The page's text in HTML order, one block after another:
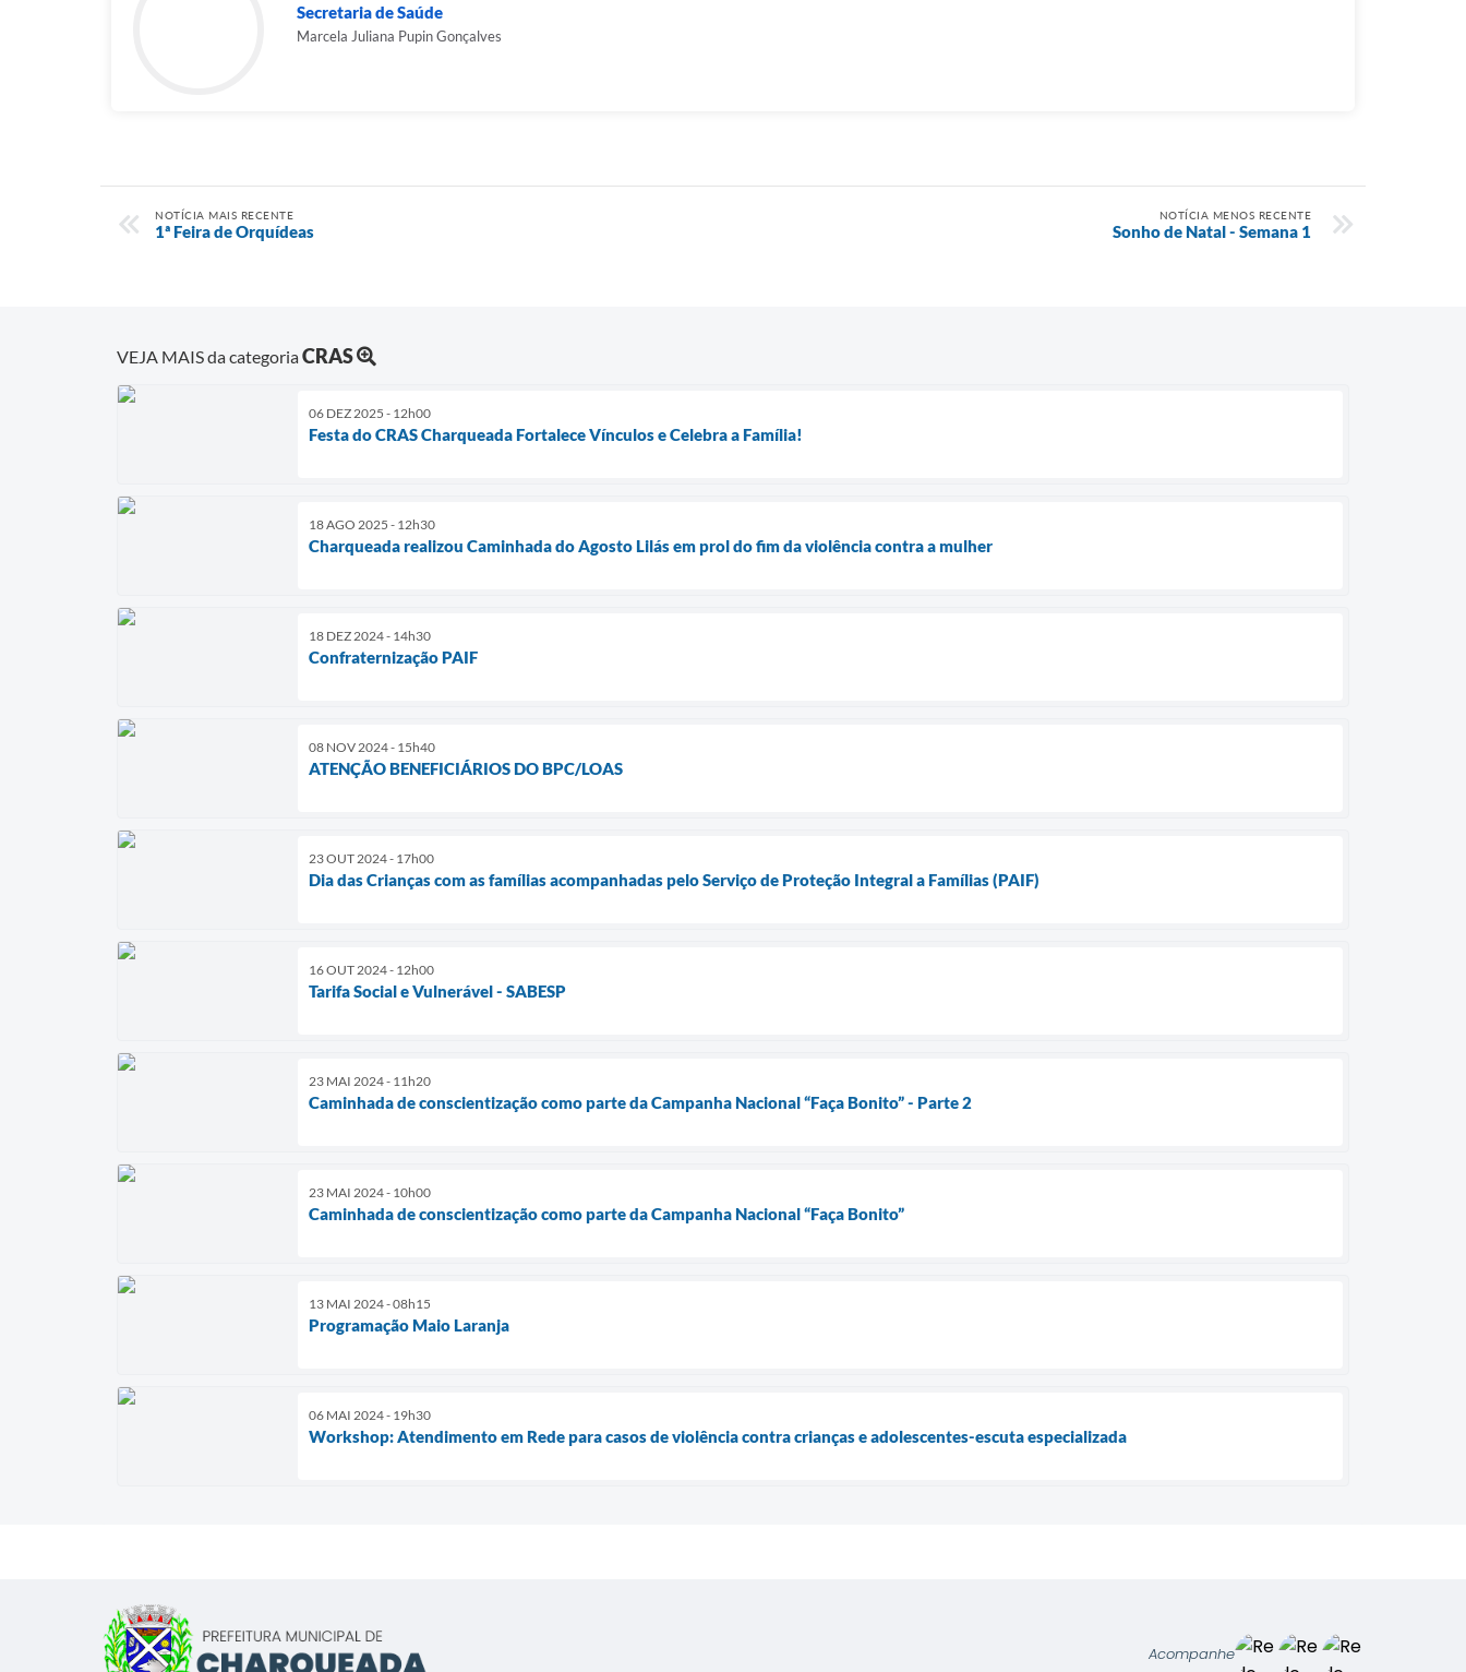
Secretaria de Saúde
Marcela Juliana Pupin Gonçalves
NOTÍCIA MAIS RECENTE
1ª Feira de Orquídeas
NOTÍCIA MENOS RECENTE
Sonho de Natal - Semana 1
VEJA MAIS da categoriaCRAS
06 DEZ 2025 - 12h00
Festa do CRAS Charqueada Fortalece Vínculos e Celebra a Família!
18 AGO 2025 - 12h30
Charqueada realizou Caminhada do Agosto Lilás em prol do fim da violência contra a mulher
18 DEZ 2024 - 14h30
Confraternização PAIF
08 NOV 2024 - 15h40
ATENÇÃO BENEFICIÁRIOS DO BPC/LOAS
23 OUT 2024 - 17h00
Dia das Crianças com as famílias acompanhadas pelo Serviço de Proteção Integral a Famílias (PAIF)
16 OUT 2024 - 12h00
Tarifa Social e Vulnerável - SABESP
23 MAI 2024 - 11h20
Caminhada de conscientização como parte da Campanha Nacional “Faça Bonito” - Parte 2
23 MAI 2024 - 10h00
Caminhada de conscientização como parte da Campanha Nacional “Faça Bonito”
13 MAI 2024 - 08h15
Programação Maio Laranja
06 MAI 2024 - 19h30
Workshop: Atendimento em Rede para casos de violência contra crianças e adolescentes-escuta especializada
Acompanhe